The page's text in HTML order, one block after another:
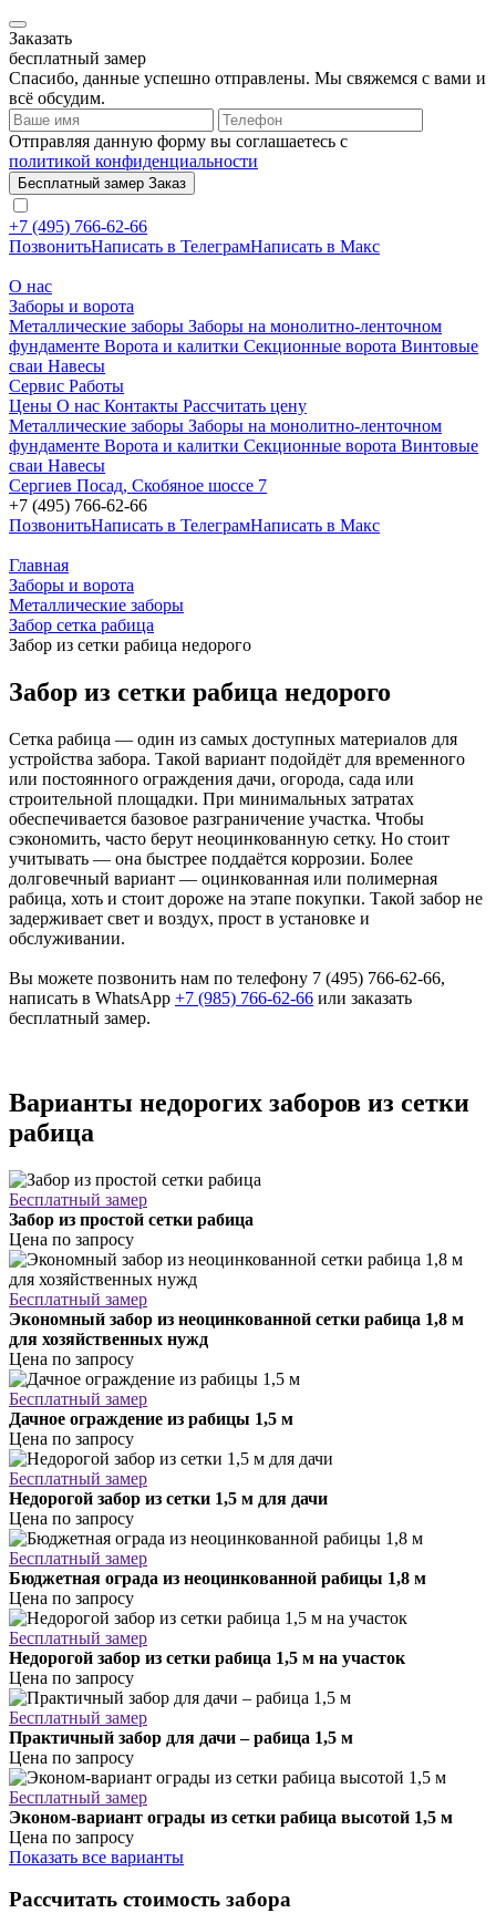
Заказать
бесплатный замер
Спасибо, данные успешно отправлены. Мы свяжемся с вами и
всё обсудим.
Отправляя данную форму вы соглашаетесь с
политикой конфиденциальности
Бесплатный замер Заказ
+7 (495) 766-62-66
ПозвонитьНаписать в ТелеграмНаписать в Макс
О нас
Заборы и ворота
Металлические заборы Заборы на монолитно-ленточном
фундаменте Ворота и калитки Секционные ворота Винтовые
сваи Навесы
Сервис Работы
Цены О нас Контакты Рассчитать цену
Металлические заборы Заборы на монолитно-ленточном
фундаменте Ворота и калитки Секционные ворота Винтовые
сваи Навесы
Сергиев Посад, Скобяное шоссе 7
+7 (495) 766-62-66
ПозвонитьНаписать в ТелеграмНаписать в Макс
Главная
Заборы и ворота
Металлические заборы
Забор сетка рабица
Забор из сетки рабица недорого
Забор из сетки рабица недорого
Сетка рабица — один из самых доступных материалов для
устройства забора. Такой вариант подойдёт для временного
или постоянного ограждения дачи, огорода, сада или
строительной площадки. При минимальных затратах
обеспечивается базовое разграничение участка. Чтобы
сэкономить, часто берут неоцинкованную сетку. Но стоит
учитывать — она быстрее поддаётся коррозии. Более
долговечный вариант — оцинкованная или полимерная
рабица, хоть и стоит дороже на этапе покупки. Такой забор не
задерживает свет и воздух, прост в установке и
обслуживании.
Вы можете позвонить нам по телефону 7 (495) 766-62-66,
написать в WhatsApp +7 (985) 766-62-66 или заказать
бесплатный замер.
Варианты недорогих заборов из сетки
рабица
Бесплатный замер
Забор из простой сетки рабица
Цена по запросу
Бесплатный замер
Экономный забор из неоцинкованной сетки рабица 1,8 м
для хозяйственных нужд
Цена по запросу
Бесплатный замер
Дачное ограждение из рабицы 1,5 м
Цена по запросу
Бесплатный замер
Недорогой забор из сетки 1,5 м для дачи
Цена по запросу
Бесплатный замер
Бюджетная ограда из неоцинкованной рабицы 1,8 м
Цена по запросу
Бесплатный замер
Недорогой забор из сетки рабица 1,5 м на участок
Цена по запросу
Бесплатный замер
Практичный забор для дачи – рабица 1,5 м
Цена по запросу
Бесплатный замер
Эконом-вариант ограды из сетки рабица высотой 1,5 м
Цена по запросу
Показать все варианты
Рассчитать стоимость забора